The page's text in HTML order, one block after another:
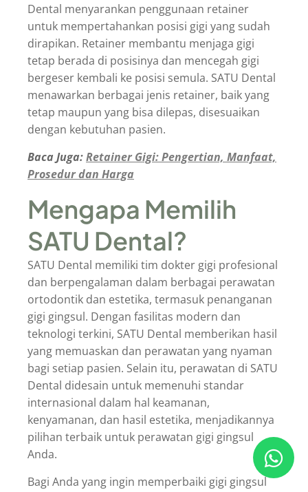
Dental menyarankan penggunaan retainer
untuk mempertahankan posisi gigi yang sudah
dirapikan. Retainer membantu menjaga gigi
tetap berada di posisinya dan mencegah gigi
bergeser kembali ke posisi semula. SATU Dental
menawarkan berbagai jenis retainer, baik yang
tetap maupun yang bisa dilepas, disesuaikan
dengan kebutuhan pasien.
Baca Juga:Retainer Gigi: Pengertian, Manfaat,
Prosedur dan Harga
Mengapa Memilih
SATU Dental?
SATU Dental memiliki tim dokter gigi profesional
dan berpengalaman dalam berbagai perawatan
ortodontik dan estetika, termasuk penanganan
gigi gingsul. Dengan fasilitas modern dan
teknologi terkini, SATU Dental memberikan hasil
yang memuaskan dan perawatan yang nyaman
bagi setiap pasien. Selain itu, perawatan di SATU
Dental didesain untuk memenuhi standar
internasional dalam hal keamanan,
kenyamanan, dan hasil estetika, menjadikannya
pilihan terbaik untuk perawatan gigi gingsul
Anda.
Bagi Anda yang ingin memperbaiki gigi gingsul